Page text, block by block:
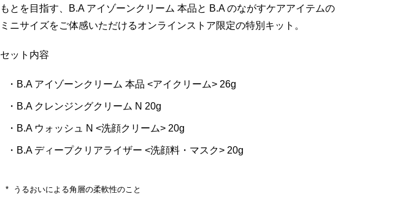
もとを目指す、B.A アイゾーンクリーム 本品と B.A のながすケアアイテムの
ミニサイズをご体感いただけるオンラインストア限定の特別キット。
セット内容
B.A アイゾーンクリーム 本品 <アイクリーム> 26g
B.A クレンジングクリーム N 20g
B.A ウォッシュ N <洗顔クリーム> 20g
B.A ディープクリアライザー <洗顔料・マスク> 20g
うるおいによる角層の柔軟性のこと